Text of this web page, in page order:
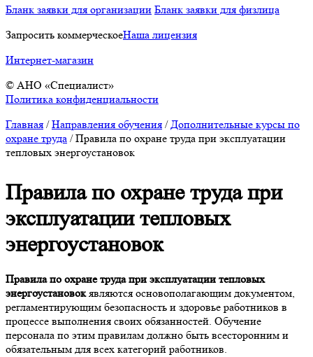
Бланк заявки для организации Бланк заявки для физлица
Запросить коммерческоеНаша лицензия
Интернет-магазин
© АНО «Специалист»
Политика конфиденциальности
Главная / Направления обучения / Дополнительные курсы по
охране труда /Правила по охране труда при эксплуатации
тепловых энергоустановок
Правила по охране труда при
эксплуатации тепловых
энергоустановок
Правила по охране труда при эксплуатации тепловых
энергоустановокявляются основополагающим документом,
регламентирующим безопасность и здоровье работников в
процессе выполнения своих обязанностей. Обучение
персонала по этим правилам должно быть всесторонним и
обязательным для всех категорий работников.